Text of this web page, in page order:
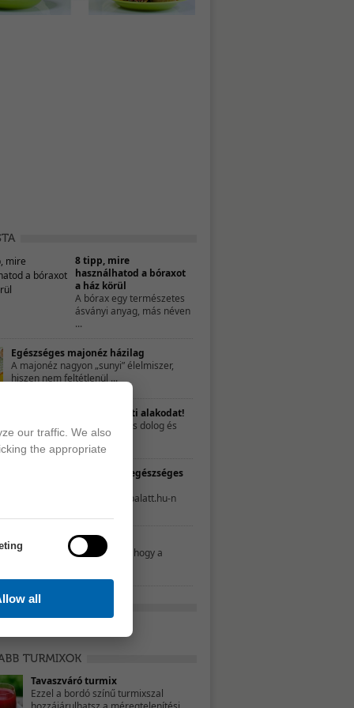
8 tipp, mire
használhatod a bóraxot
a ház körül
A bórax egy természetes
ásványi anyag, más néven
...
Egészséges majonéz házilag
A majonéz nagyon „sunyi” élelmiszer,
hiszen nem feltétlenül ...
Nyerd vissza a szülés előtti alakodat!
A gyermekáldás fantasztikus dolog és
talán az egyik ...
TESZT – Te mennyire élsz egészséges
A következő tesztet a 21napalatt.hu-n
Mit nassoljon a gyerek?
Néhány szülő úgy gondolja, hogy a
Tavaszváró turmix
Ezzel a bordó színű turmixszal
our traffic. We also
the appropriate
all